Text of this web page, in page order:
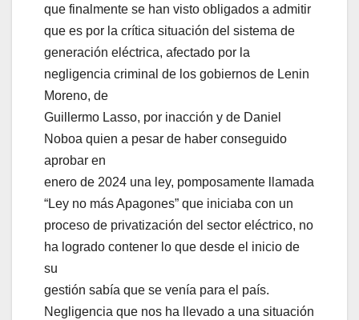
que finalmente se han visto obligados a admitir
que es por la crítica situación del sistema de
generación eléctrica, afectado por la
negligencia criminal de los gobiernos de Lenin
Moreno, de
Guillermo Lasso, por inacción y de Daniel
Noboa quien a pesar de haber conseguido
aprobar en
enero de 2024 una ley, pomposamente llamada
“Ley no más Apagones” que iniciaba con un
proceso de privatización del sector eléctrico, no
ha logrado contener lo que desde el inicio de
su
gestión sabía que se venía para el país.
Negligencia que nos ha llevado a una situación